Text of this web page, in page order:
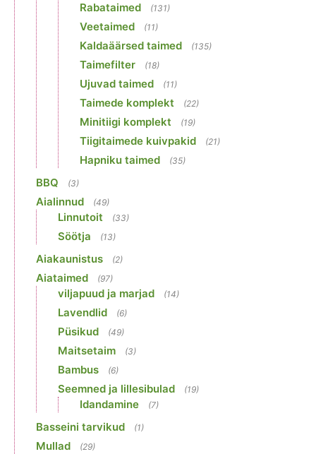
Rabataimed (131)
Veetaimed (11)
Kaldaäärsed taimed (135)
Taimefilter (18)
Ujuvad taimed (11)
Taimede komplekt (22)
Minitiigi komplekt (19)
Tiigitaimede kuivpakid (21)
Hapniku taimed (35)
BBQ (3)
Aialinnud (49)
Linnutoit (33)
Söötja (13)
Aiakaunistus (2)
Aiataimed (97)
viljapuud ja marjad (14)
Lavendlid (6)
Püsikud (49)
Maitsetaim (3)
Bambus (6)
Seemned ja lillesibulad (19)
Idandamine (7)
Basseini tarvikud (1)
Mullad (29)